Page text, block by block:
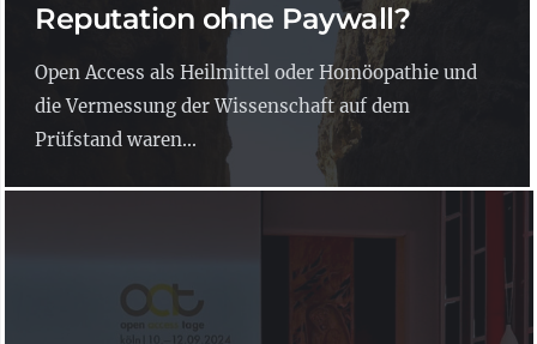
Reputation ohne Paywall?
Open Access als Heilmittel oder Homöopathie und
die Vermessung der Wissenschaft auf dem
Prüfstand waren...